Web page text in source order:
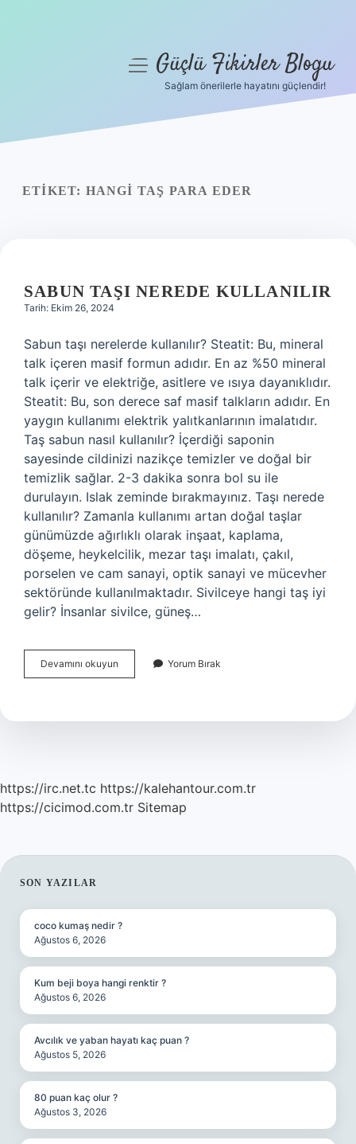
Yasal Uyarı
menüyüGüçlü Fikirler Blogu
Sağlam önerilerle hayatını güçlendir!
ETIKET: HANGI TAŞ PARA EDER
SABUN TAŞI NEREDE KULLANILIR
Tarih: Ekim 26, 2024
Sabun taşı nerelerde kullanılır? Steatit: Bu, mineral
talk içeren masif formun adıdır. En az %50 mineral
talk içerir ve elektriğe, asitlere ve ısıya dayanıklıdır.
Steatit: Bu, son derece saf masif talkların adıdır. En
yaygın kullanımı elektrik yalıtkanlarının imalatıdır.
Taş sabun nasıl kullanılır? İçerdiği saponin
sayesinde cildinizi nazikçe temizler ve doğal bir
temizlik sağlar. 2-3 dakika sonra bol su ile
durulayın. Islak zeminde bırakmayınız. Taşı nerede
kullanılır? Zamanla kullanımı artan doğal taşlar
günümüzde ağırlıklı olarak inşaat, kaplama,
döşeme, heykelcilik, mezar taşı imalatı, çakıl,
porselen ve cam sanayi, optik sanayi ve mücevher
sektöründe kullanılmaktadır. Sivilceye hangi taş iyi
gelir? İnsanlar sivilce, güneş…
Devamını okuyun
Taşı
Yorum Bırak
https://irc.net.tc https://kalehantour.com.tr
https://cicimod.com.tr Sitemap
SIDEBAR
SON YAZILAR
coco kumaş nedir ?
Ağustos 6, 2026
Kum beji boya hangi renktir ?
Ağustos 6, 2026
Avcılık ve yaban hayatı kaç puan ?
Ağustos 5, 2026
80 puan kaç olur ?
Ağustos 3, 2026